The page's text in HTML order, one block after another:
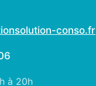
conso.fr
à 20h